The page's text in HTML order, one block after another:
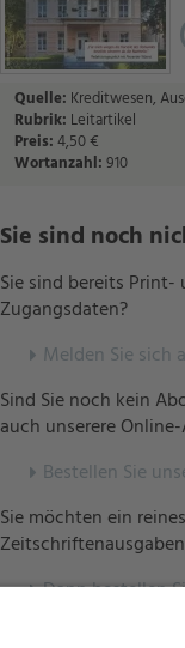
Quelle: Kreditwesen,
Rubrik: Leitartikel
Preis:4,50 €
Wortanzahl:910
Sie sind noch
Sie sind bereits
Zugangsdaten?
Melden Sie sich
Sind Sie noch kein
auch unserere
Bestellen Sie
Sie möchten ein
Dann bestellen